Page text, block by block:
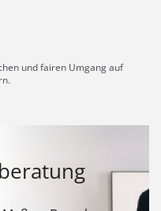
und fairen Umgang auf